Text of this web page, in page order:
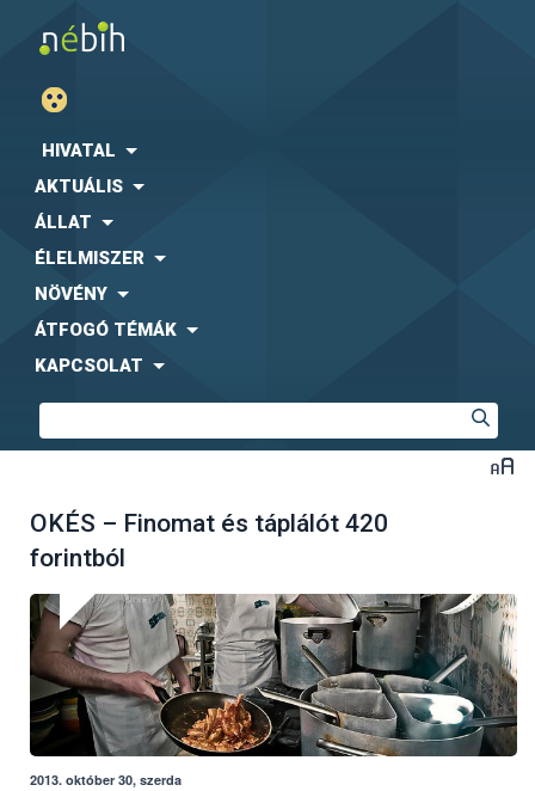
HIVATAL
AKTUÁLIS
ÁLLAT
ÉLELMISZER
NÖVÉNY
ÁTFOGÓ TÉMÁK
KAPCSOLAT
OKÉS – Finomat és táplálót 420
forintból
2013. október 30, szerda